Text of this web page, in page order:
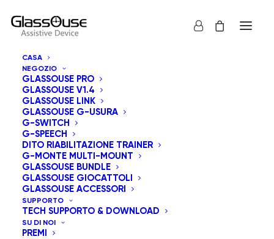
CASA
NEGOZIO
GLASSOUSE PRO
GLASSOUSE V1.4
GLASSOUSE LINK
GLASSOUSE G-USURA
G-SWITCH
G-SPEECH
DITO RIABILITAZIONE TRAINER
G-MONTE MULTI-MOUNT
GLASSOUSE BUNDLE
GLASSOUSE GIOCATTOLI
GLASSOUSE ACCESSORI
SUPPORTO
TECH SUPPORTO & DOWNLOAD
SU DI NOI
PREMI
Mostra tutto
Prezzo: dal più economico
Ordinamento predefinito
Popolarità
Prezzo: dal più caro